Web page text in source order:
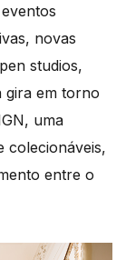
novas
studios,
gira em torno
uma
colecionáveis,
entre o